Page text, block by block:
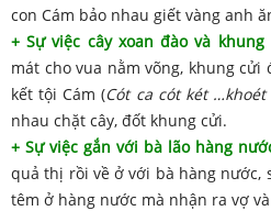
con Cám bảo nhau giết vàng anh
+ Sự việc cây xoan đào và khung
mát cho vua nằm võng, khung cửi
kết tội Cám (Cót ca cót két
nhau chặt cây, đốt khung cửi.
+ Sự việc gắn với bà lão hàng
quả thị rồi về ở với bà hàng nước,
têm ở hàng nước mà nhận ra vợ